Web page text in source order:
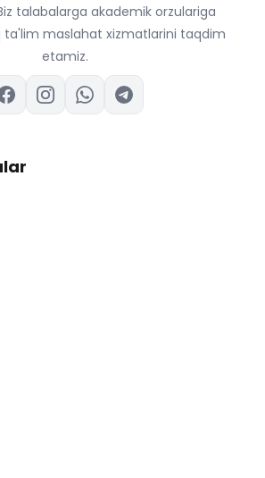
talabalarga akademik orzulariga
ta'lim maslahat xizmatlarini taqdim
etamiz.